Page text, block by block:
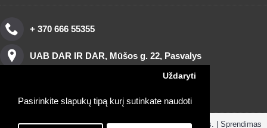
Pasirinkite slapukų tipą kurį sutinkate naudoti
Uždaryti
+ 370 666 55355
UAB DAR IR DAR, Mūšos g. 22, Pasvalys
Copyright © 2016, www.darirdar.lt visos teisės saugomos. | Sprendimas